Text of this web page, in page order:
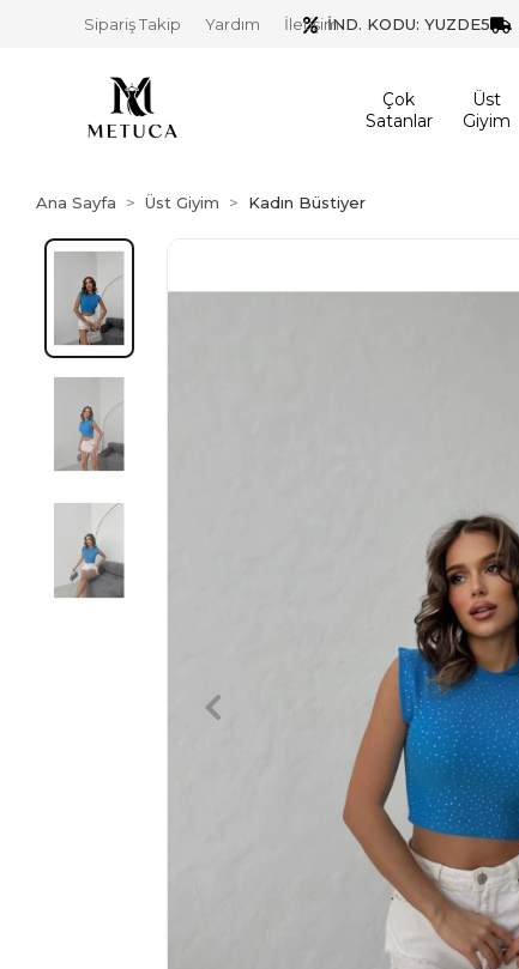
İND. KODU: YUZDE5
Sipariş Takip Yardım İletişim
Çok
Satanlar
Üst
Giyim
Ana Sayfa Üst Giyim Kadın Büstiyer